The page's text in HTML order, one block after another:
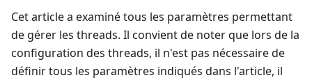
Cet article a examiné tous les paramètres permettant
de gérer les threads. Il convient de noter que lors de la
configuration des threads, il n'est pas nécessaire de
définir tous les paramètres indiqués dans l'article, il